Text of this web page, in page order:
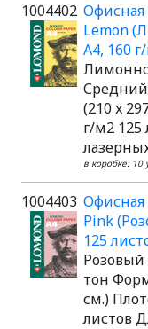
1004402 Офисная
Lemon
A4, 160
(210 x
г/м2 125
в коробке: 10
1004403 Офисная
Pink
125
тон
см.)
листов